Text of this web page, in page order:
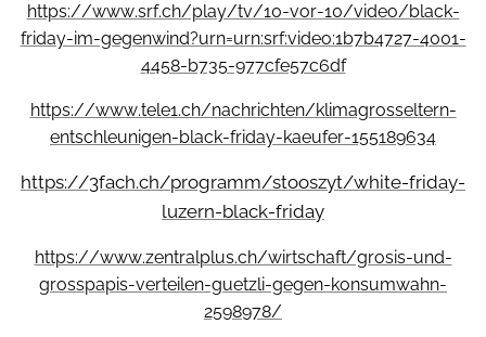
https://www.srf.ch/play/tv/10-vor-10/video/black-
friday-im-gegenwind?urn=urn:srf:video:1b7b4727-4001-
4458-b735-977cfe57c6df
https://www.tele1.ch/nachrichten/klimagrosseltern-
entschleunigen-black-friday-kaeufer-155189634
https://3fach.ch/programm/stooszyt/white-friday-
luzern-black-friday
https://www.zentralplus.ch/wirtschaft/grosis-und-
grosspapis-verteilen-guetzli-gegen-konsumwahn-
2598978/